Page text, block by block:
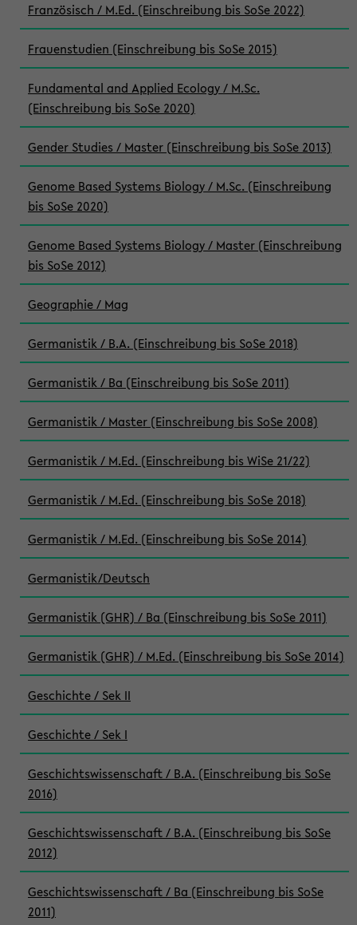
Französisch / M.Ed. (Einschreibung bis SoSe 2022)
Frauenstudien (Einschreibung bis SoSe 2015)
Fundamental and Applied Ecology / M.Sc.
(Einschreibung bis SoSe 2020)
Gender Studies / Master (Einschreibung bis SoSe 2013)
Genome Based Systems Biology / M.Sc. (Einschreibung
bis SoSe 2020)
Genome Based Systems Biology / Master (Einschreibung
bis SoSe 2012)
Geographie / Mag
Germanistik / B.A. (Einschreibung bis SoSe 2018)
Germanistik / Ba (Einschreibung bis SoSe 2011)
Germanistik / Master (Einschreibung bis SoSe 2008)
Germanistik / M.Ed. (Einschreibung bis WiSe 21/22)
Germanistik / M.Ed. (Einschreibung bis SoSe 2018)
Germanistik / M.Ed. (Einschreibung bis SoSe 2014)
Germanistik/Deutsch
Germanistik (GHR) / Ba (Einschreibung bis SoSe 2011)
Germanistik (GHR) / M.Ed. (Einschreibung bis SoSe 2014)
Geschichte / Sek II
Geschichte / Sek I
Geschichtswissenschaft / B.A. (Einschreibung bis SoSe
2016)
Geschichtswissenschaft / B.A. (Einschreibung bis SoSe
2012)
Geschichtswissenschaft / Ba (Einschreibung bis SoSe
2011)